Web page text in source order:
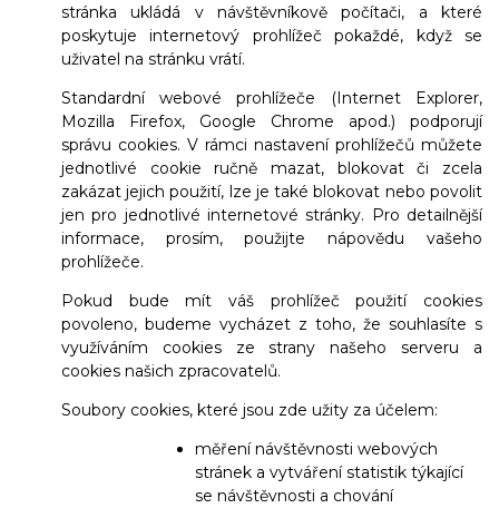
stránka ukládá v návštěvníkově počítači, a které
poskytuje internetový prohlížeč pokaždé, když se
uživatel na stránku vrátí.
Standardní webové prohlížeče (Internet Explorer,
Mozilla Firefox, Google Chrome apod.) podporují
správu cookies. V rámci nastavení prohlížečů můžete
jednotlivé cookie ručně mazat, blokovat či zcela
zakázat jejich použití, lze je také blokovat nebo povolit
jen pro jednotlivé internetové stránky. Pro detailnější
informace, prosím, použijte nápovědu vašeho
prohlížeče.
Pokud bude mít váš prohlížeč použití cookies
povoleno, budeme vycházet z toho, že souhlasíte s
využíváním cookies ze strany našeho serveru a
cookies našich zpracovatelů.
Soubory cookies, které jsou zde užity za účelem:
měření návštěvnosti webových
stránek a vytváření statistik týkající
se návštěvnosti a chování